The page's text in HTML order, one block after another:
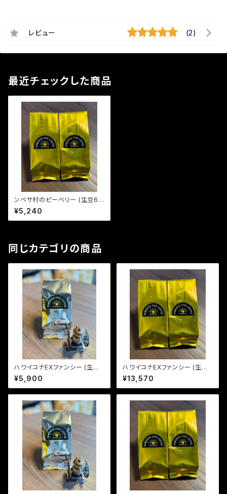
レビュー (2)
最近チェックした商品
ンベサ村のピーベリー (生豆60
0g)
¥5,240
同じカテゴリの商品
ハワイコナEXファンシー (生豆2
40g)
¥5,900
ハワイコナEXファンシー (生豆6
00g)
¥13,570